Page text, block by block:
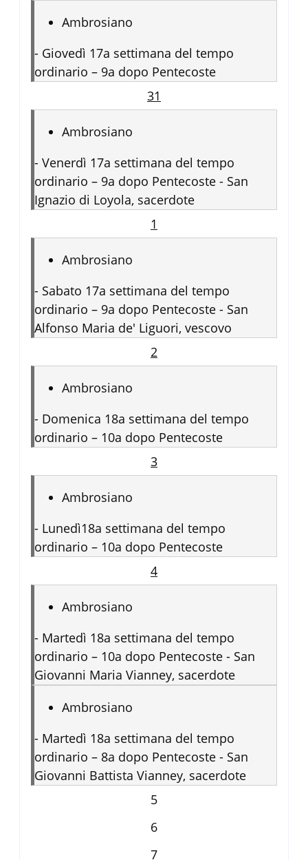
Ambrosiano
- Giovedì 17a settimana del tempo
ordinario – 9a dopo Pentecoste
31
Ambrosiano
- Venerdì 17a settimana del tempo
ordinario – 9a dopo Pentecoste - San
Ignazio di Loyola, sacerdote
1
Ambrosiano
- Sabato 17a settimana del tempo
ordinario – 9a dopo Pentecoste - San
Alfonso Maria de' Liguori, vescovo
2
Ambrosiano
- Domenica 18a settimana del tempo
ordinario – 10a dopo Pentecoste
3
Ambrosiano
- Lunedì18a settimana del tempo
ordinario – 10a dopo Pentecoste
4
Ambrosiano
- Martedì 18a settimana del tempo
ordinario – 10a dopo Pentecoste - San
Giovanni Maria Vianney, sacerdote
Ambrosiano
- Martedì 18a settimana del tempo
ordinario – 8a dopo Pentecoste - San
Giovanni Battista Vianney, sacerdote
5
6
7